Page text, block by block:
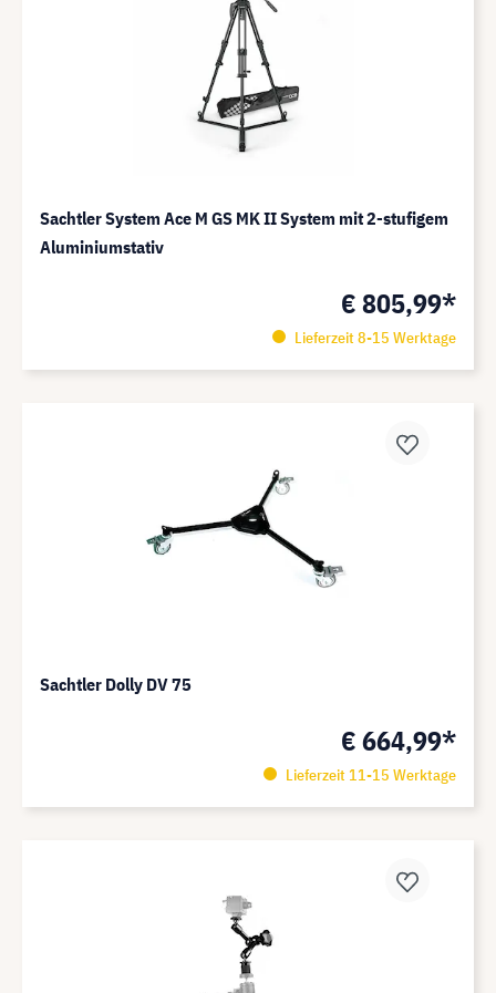
Sachtler System Ace M GS MK II System mit 2-stufigem
Aluminiumstativ
€ 805,99*
Lieferzeit 8-15 Werktage
Sachtler Dolly DV 75
€ 664,99*
Lieferzeit 11-15 Werktage